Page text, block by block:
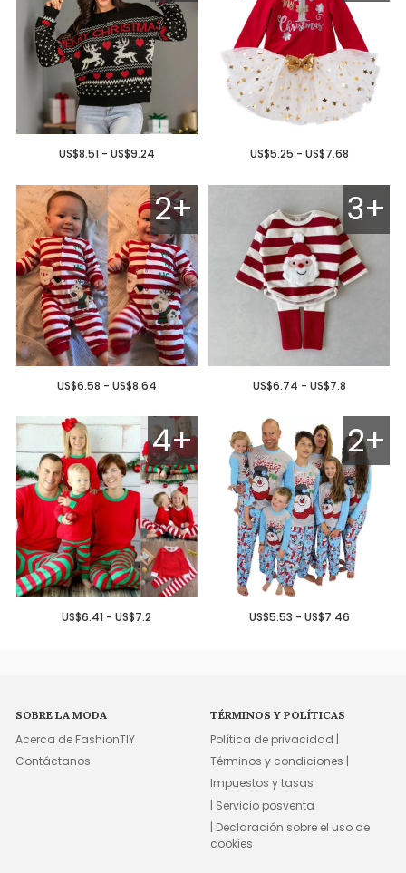
US$8.51 - US$9.24 US$5.25 - US$7.68
2+
US$6.58 - US$8.64
3+
US$6.74 - US$7.8
4+
US$6.41 - US$7.2
2+
US$5.53 - US$7.46
SOBRE LA MODA
Acerca de FashionTIY
Contáctanos
TÉRMINOS Y POLÍTICAS
Política de privacidad |
Términos y condiciones |
Impuestos y tasas
| Servicio posventa
| Declaración sobre el uso de
cookies